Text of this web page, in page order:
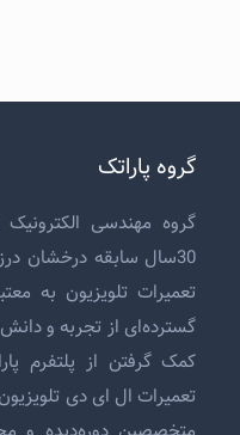
گروه پاراتک
گروه مهندسی الکترونیک
30سال سابقه درخشان درزمینه ارائه خدمات پس از فروش و
تعمیرات تلویزیون به
گسترده‌ای از تجربه و
کمک گرفتن از پلتفرم
تعمیرات ال ای دی تلویزیون